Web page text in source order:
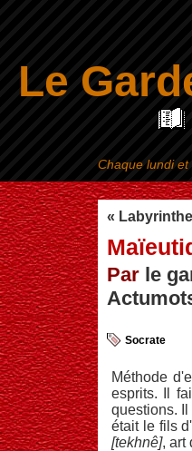
Le
« Labyrinthe
Par le
Socrate
Méthode
esprits. Il
questions.
était le fils
[tekhnê], art
Chaque lundi